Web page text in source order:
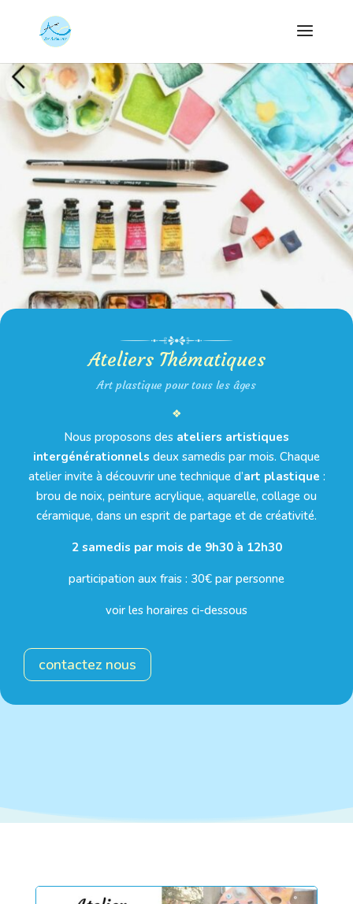
Ateliers Thématiques
Art plastique pour tous les âges
❖
Nous proposons des ateliers artistiques
intergénérationnels deux samedis par mois. Chaque
atelier invite à découvrir une technique d’art plastique :
brou de noix, peinture acrylique, aquarelle, collage ou
céramique, dans un esprit de partage et de créativité.
2 samedis par mois de 9h30 à 12h30
participation aux frais : 30€ par personne
voir les horaires ci-dessous
contactez nous